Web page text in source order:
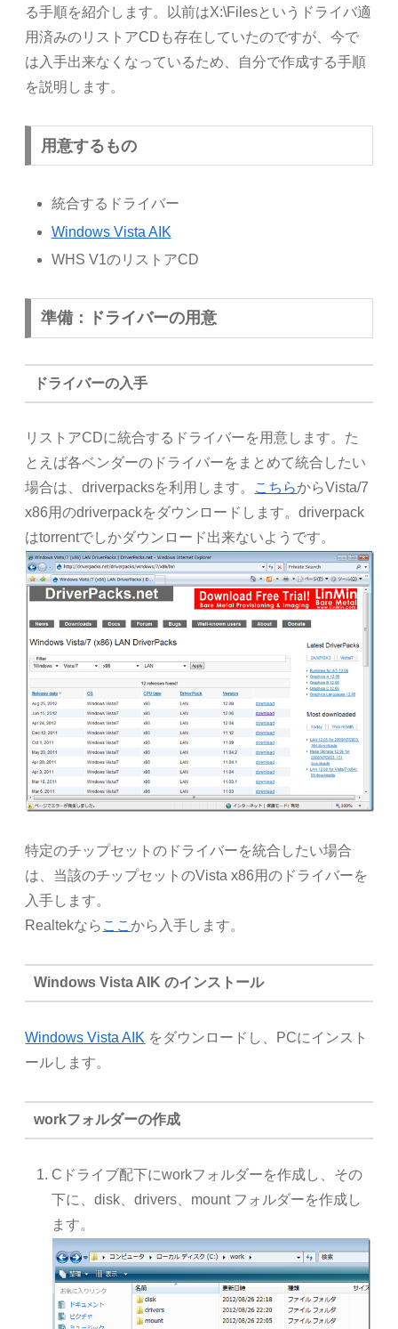
る手順を紹介します。以前はX:\Filesというドライバ適
用済みのリストアCDも存在していたのですが、今で
は入手出来なくなっているため、自分で作成する手順
を説明します。
用意するもの
統合するドライバー
Windows Vista AIK
WHS V1のリストアCD
準備：ドライバーの用意
ドライバーの入手
リストアCDに統合するドライバーを用意します。た
とえば各ベンダーのドライバーをまとめて統合したい
場合は、driverpacksを利用します。 こちらからVista/7
x86用のdriverpackをダウンロードします。driverpack
はtorrentでしかダウンロード出来ないようです。
特定のチップセットのドライバーを統合したい場合
は、当該のチップセットのVista x86用のドライバーを
入手します。
Realtekなら ここから入手します。
Windows Vista AIK のインストール
Windows Vista AIK をダウンロードし、PCにインスト
ールします。
workフォルダーの作成
Cドライブ配下にworkフォルダーを作成し、その
下に、disk、drivers、mount フォルダーを作成し
ます。